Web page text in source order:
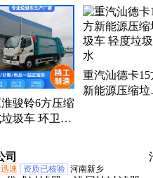
水车、绿化喷洒车、抑尘车、
骏铃6方压缩
圾车 环卫生
控制
重汽汕德卡15
新能源压缩垃
司
速 资质已核验 河南新乡